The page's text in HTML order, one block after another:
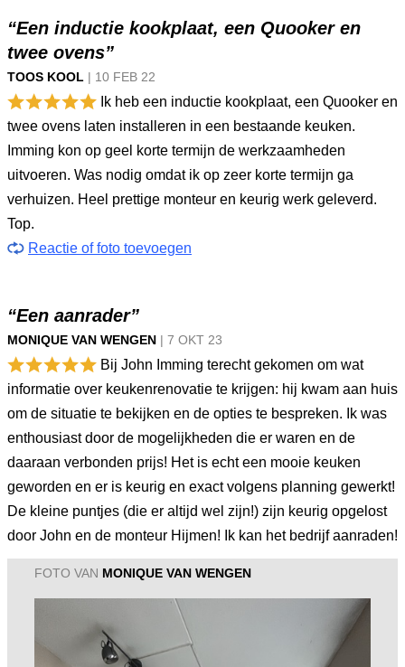
“Een inductie kookplaat, een Quooker en
twee ovens”
TOOS KOOL | 10 FEB 22
Ik heb een inductie kookplaat, een Quooker en
twee ovens laten installeren in een bestaande keuken.
Imming kon op geel korte termijn de werkzaamheden
uitvoeren. Was nodig omdat ik op zeer korte termijn ga
verhuizen. Heel prettige monteur en keurig werk geleverd.
Top.
Reactie of foto toevoegen
“Een aanrader”
MONIQUE VAN WENGEN | 7 OKT 23
Bij John Imming terecht gekomen om wat
informatie over keukenrenovatie te krijgen: hij kwam aan huis
om de situatie te bekijken en de opties te bespreken. Ik was
enthousiast door de mogelijkheden die er waren en de
daaraan verbonden prijs! Het is echt een mooie keuken
geworden en er is keurig en exact volgens planning gewerkt!
De kleine puntjes (die er altijd wel zijn!) zijn keurig opgelost
door John en de monteur Hijmen! Ik kan het bedrijf aanraden!
FOTO VAN MONIQUE VAN WENGEN